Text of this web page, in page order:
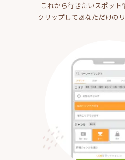
これから行きたいスポット
クリップしてあなただけの